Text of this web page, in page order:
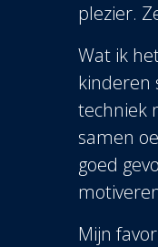
plezier.
Wat ik
kinderen
techniek
samen
goed
Mijn